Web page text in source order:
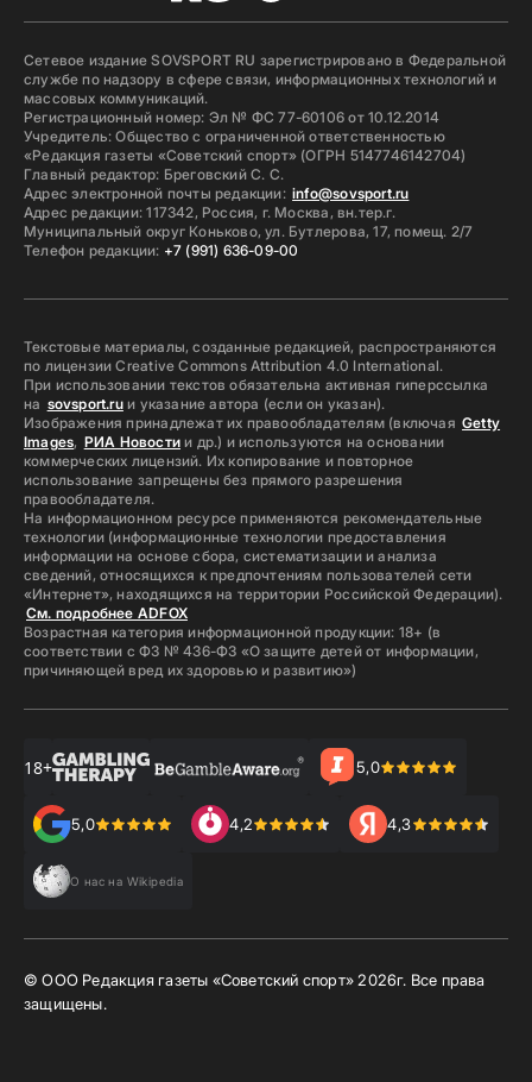
Сетевое издание SOVSPORT RU зарегистрировано в Федеральной
службе по надзору в сфере связи, информационных технологий и
массовых коммуникаций.
Регистрационный номер: Эл № ФС 77-60106 от 10.12.2014
Учредитель: Общество с ограниченной ответственностью
«Редакция газеты «Советский спорт» (ОГРН 5147746142704)
Главный редактор: Бреговский С. С.
Адрес электронной почты редакции: info@sovsport.ru
Адрес редакции: 117342, Россия, г. Москва, вн.тер.г.
Муниципальный округ Коньково, ул. Бутлерова, 17, помещ. 2/7
Телефон редакции: +7 (991) 636-09-00
Текстовые материалы, созданные редакцией, распространяются
по лицензии Creative Commons Attribution 4.0 International.
При использовании текстов обязательна активная гиперссылка
на sovsport.ruи указание автора (если он указан).
Изображения принадлежат их правообладателям (включая Getty
Images, РИА Новостии др.) и используются на основании
коммерческих лицензий. Их копирование и повторное
использование запрещены без прямого разрешения
правообладателя.
На информационном ресурсе применяются рекомендательные
технологии (информационные технологии предоставления
информации на основе сбора, систематизации и анализа
сведений, относящихся к предпочтениям пользователей сети
«Интернет», находящихся на территории Российской Федерации).
См. подробнее ADFOX
Возрастная категория информационной продукции: 18+ (в
соответствии с ФЗ № 436-ФЗ «О защите детей от информации,
причиняющей вред их здоровью и развитию»)
18+ 5,0
5,0 4,2 4,3
О нас на Wikipedia
© ООО Редакция газеты «Советский спорт» 2026г. Все права
защищены.